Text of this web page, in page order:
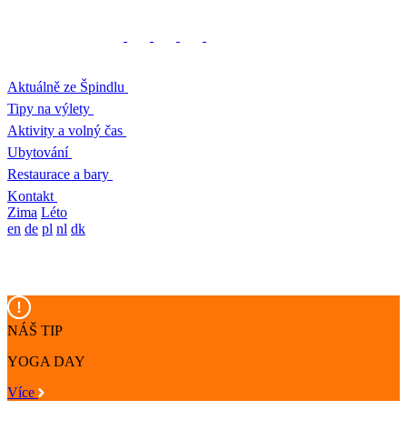
Aktuálně ze Špindlu
Tipy na výlety
Aktivity a volný čas
Ubytování
Restaurace a bary
Kontakt
Zima Léto
en de pl nl dk
NÁŠ TIP
YOGA DAY
Více